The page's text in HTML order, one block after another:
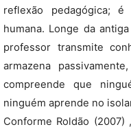
reflexão pedagógica;
humana. Longe da
professor transmite
armazena
compreende que
ninguém aprende no
Conforme Roldão